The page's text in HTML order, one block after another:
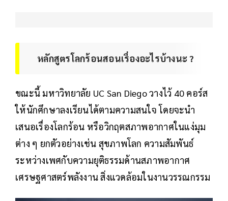
หลักสูตรโลกร้อนสอนเรื่องอะไรบ้างนะ ?
ขณะนี้ มหาวิทยาลัย UC San Diego วางไว้ 40 คอร์ส
ให้นักศึกษาลงเรียนได้ตามความสนใจ โดยจะนำ
เสนอเรื่องโลกร้อน หรือวิกฤตสภาพอากาศในแง่มุม
ต่าง ๆ ยกตัวอย่างเช่น สุขภาพโลก ความสัมพันธ์
ระหว่างเพศกับความยุติธรรมด้านสภาพอากาศ
เศรษฐศาสตร์พลังงาน สิ่งแวดล้อมในงานวรรณกรรม